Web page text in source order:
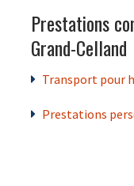
Prestations
Grand-Celland
Transport pour
Prestations